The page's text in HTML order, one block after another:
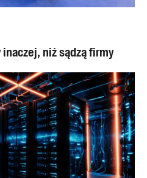
niż sądzą firmy